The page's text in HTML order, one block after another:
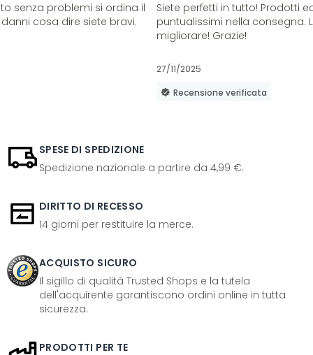
senza problemi si ordina il
cosa dire siete bravi.
Siete perfetti in tutto! Prodotti
puntualissimi nella consegna.
migliorare! Grazie!
27/11/2025
Recensione verificata
SPESE DI SPEDIZIONE
Spedizione nazionale a partire da 4,99 €.
DIRITTO DI RECESSO
14 giorni per restituire la merce.
ACQUISTO SICURO
Il sigillo di qualità Trusted Shops e la tutela
dell'acquirente garantiscono ordini online in tutta
sicurezza.
PRODOTTI PER TE